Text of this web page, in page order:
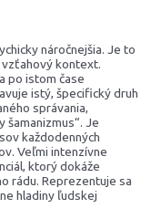
náročnejšia. Je to
vzťahový kontext.
po istom čase
istý, špecifický druh
správania,
šamanizmus“. Je
každodenných
Veľmi intenzívne
ktorý dokáže
rádu. Reprezentuje sa
hladiny ľudskej